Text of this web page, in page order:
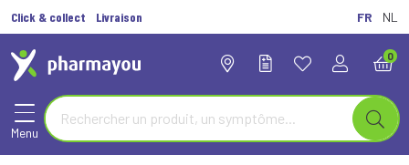
Click & collect Livraison FR NL
0
Menu